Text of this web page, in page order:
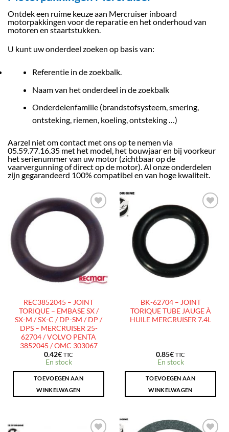
Ontdek een ruime keuze aan Mercruiser inboard
motorpakkingen voor de reparatie en het onderhoud van
motoren en staartstukken.
U kunt uw onderdeel zoeken op basis van:
Referentie in de zoekbalk.
Naam van het onderdeel in de zoekbalk
Onderdelenfamilie (brandstofsysteem, smering,
ontsteking, riemen, koeling, ontsteking …)
Aarzel niet om contact met ons op te nemen via
05.59.77.16.35 met het model, het bouwjaar en bij voorkeur
het serienummer van uw motor (zichtbaar op de
vaarvergunning of direct op de motor). Al onze onderdelen
zijn gegarandeerd 100% compatibel en van hoge kwaliteit.
AJOUTER
À LA
LISTE
D’ENVIES
REC3852045 – JOINT
TORIQUE – EMBASE SX /
SX-M / SX-C / DP-SM / DP /
DPS – MERCRUISER 25-
62704 / VOLVO PENTA
3852045 / OMC 303067
0.42€ TTC
En stock
TOEVOEGEN AAN
WINKELWAGEN
AJOUTER
À LA
LISTE
D’ENVIES
BK-62704 – JOINT
TORIQUE TUBE JAUGE À
HUILE MERCRUISER 7.4L
0.85€ TTC
En stock
TOEVOEGEN AAN
WINKELWAGEN